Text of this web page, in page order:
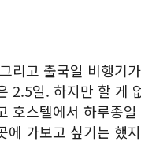
리고 출국일 비행기
2.5일. 하지만 할 게
호스텔에서 하루종
가보고 싶기는 했